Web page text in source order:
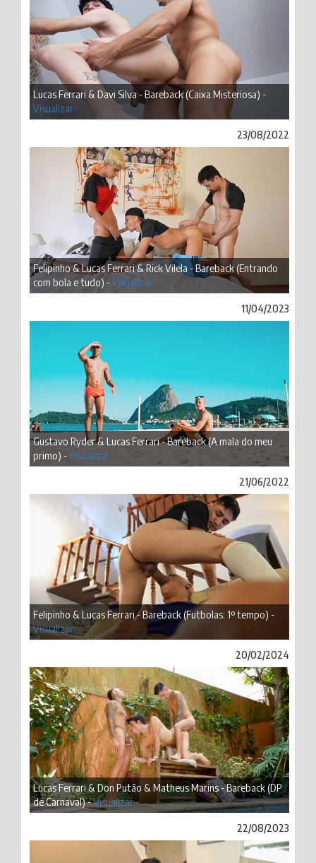
Lucas Ferrari & Davi Silva - Bareback (Caixa Misteriosa) -
Visualizar
23/08/2022
Felipinho & Lucas Ferrari & Rick Vilela - Bareback (Entrando
com bola e tudo) -Visualizar
11/04/2023
Gustavo Ryder & Lucas Ferrari - Bareback (A mala do meu
primo) -Visualizar
21/06/2022
Felipinho & Lucas Ferrari - Bareback (Futbolas: 1º tempo) -
Visualizar
20/02/2024
Lucas Ferrari & Don Putão & Matheus Marins - Bareback (DP
de Carnaval) -Visualizar
22/08/2023